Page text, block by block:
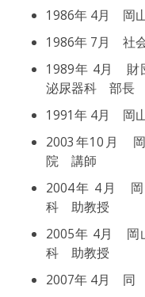
1986年 4月 岡
1986年 7月 社
1989年 4月 財
泌尿器科 部長
1991年 4月 岡
2003年10月
院 講師
2004年 4月 岡
科 助教授
2005年 4月 岡
科 助教授
2007年 4月 同